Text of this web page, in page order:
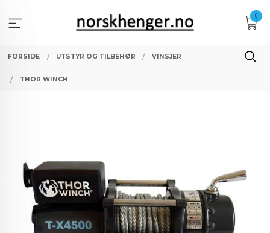
innholdet
0
FORSIDE UTSTYR OG TILBEHØR VINSJER
THOR WINCH